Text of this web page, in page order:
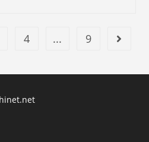
4 ... 9 Go to